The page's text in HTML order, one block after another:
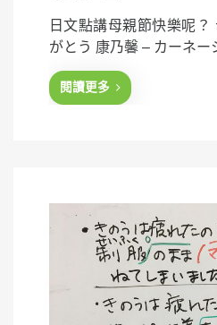
s
t
e
日文點講母親節快樂呢？
がとう 康乃馨 – カーネー
閱讀更多